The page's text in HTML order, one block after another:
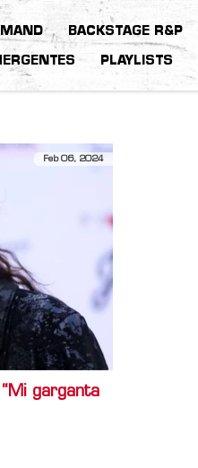
BACKSTAGE R&P
PLAYLISTS
Feb 06, 2024
garganta